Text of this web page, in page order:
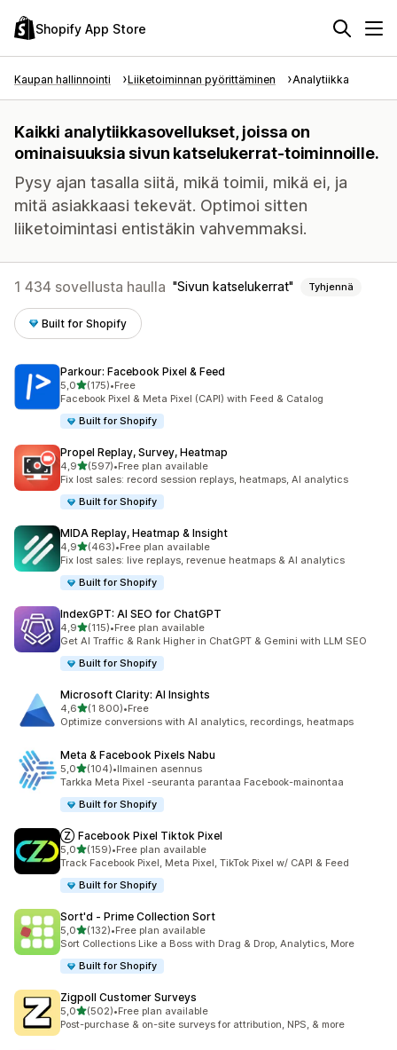
Shopify App Store
Kaupan hallinnointi Liiketoiminnan pyörittäminen Analytiikka
Kaikki analytiikkasovellukset, joissa on
ominaisuuksia sivun katselukerrat-toiminnoille.
Pysy ajan tasalla siitä, mikä toimii, mikä ei, ja
mitä asiakkaasi tekevät. Optimoi sitten
liiketoimintasi entistäkin vahvemmaksi.
1 434 sovellusta haulla Sivun katselukerrat Tyhjennä
Built for Shopify
Parkour: Facebook Pixel & Feed
5,0/ 5 tähteä
(175)
175 arvostelua yhteensä
•Free
Facebook Pixel & Meta Pixel (CAPI) with Feed & Catalog
Built for Shopify
Propel Replay, Survey, Heatmap
4,9/ 5 tähteä
(597)
597 arvostelua yhteensä
•Free plan available
Fix lost sales: record session replays, heatmaps, AI analytics
Built for Shopify
MIDA Replay, Heatmap & Insight
4,9/ 5 tähteä
(463)
463 arvostelua yhteensä
•Free plan available
Fix lost sales: live replays, revenue heatmaps & AI analytics
Built for Shopify
IndexGPT: AI SEO for ChatGPT
4,9/ 5 tähteä
(115)
115 arvostelua yhteensä
•Free plan available
Get AI Traffic & Rank Higher in ChatGPT & Gemini with LLM SEO
Built for Shopify
Microsoft Clarity: AI Insights
4,6/ 5 tähteä
(1 800)
1800 arvostelua yhteensä
•Free
Optimize conversions with AI analytics, recordings, heatmaps
Meta & Facebook Pixels Nabu
5,0/ 5 tähteä
(104)
104 arvostelua yhteensä
•Ilmainen asennus
Tarkka Meta Pixel -seuranta parantaa Facebook-mainontaa
Built for Shopify
Ⓩ Facebook Pixel Tiktok Pixel
5,0/ 5 tähteä
(159)
159 arvostelua yhteensä
•Free plan available
Track Facebook Pixel, Meta Pixel, TikTok Pixel w/ CAPI & Feed
Built for Shopify
Sort'd ‑ Prime Collection Sort
5,0/ 5 tähteä
(132)
132 arvostelua yhteensä
•Free plan available
Sort Collections Like a Boss with Drag & Drop, Analytics, More
Built for Shopify
Zigpoll Customer Surveys
5,0/ 5 tähteä
(502)
502 arvostelua yhteensä
•Free plan available
Post-purchase & on-site surveys for attribution, NPS, & more